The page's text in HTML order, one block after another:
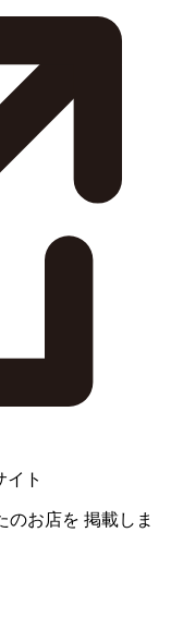
イト
のお店を 掲載しま